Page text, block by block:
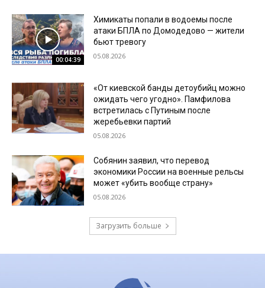
00:04:39
Химикаты попали в водоемы после
атаки БПЛА по Домодедово — жители
бьют тревогу
05.08.2026
«От киевской банды детоубийц можно
ожидать чего угодно». Памфилова
встретилась с Путиным после
жеребьевки партий
05.08.2026
Собянин заявил, что перевод
экономики России на военные рельсы
может «убить вообще страну»
05.08.2026
Загрузить больше